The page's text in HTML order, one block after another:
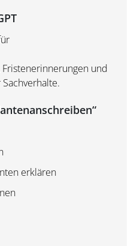
und
erklären